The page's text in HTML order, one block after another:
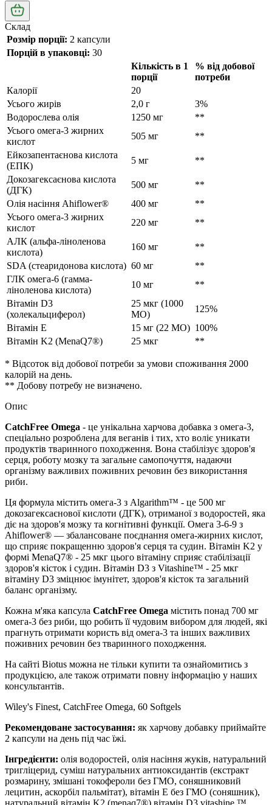
Склад
Розмір порції: 2 капсули
Порцій в упаковці: 30
Кількість в 1
порції
% від добової
потреби
Калорії
20
Усього жирів
2,0 г
3%
Водорослева олія
1250 мг
**
Усього омега-3 жирних
кислот
505 мг
**
Ейкозапентаєнова кислота
(ЕПК)
5 мг
**
Докозагексаєнова кислота
(ДГК)
500 мг
**
Олія насіння Ahiflower®
400 мг
**
Усього омега-3 жирних
кислот
220 мг
**
АЛК (альфа-ліноленова
кислота)
160 мг
**
SDA (стеаридонова кислота) 60 мг
**
ГЛК омега-6 (гамма-
ліноленова кислота)
10 мг
**
Вітамін D3
(холекальциферол)
25 мкг (1000
МО)
125%
Вітамін E
15 мг (22 МО) 100%
Вітамін K2 (MenaQ7®)
25 мкг **
* Відсоток від добової потреби за умови споживання 2000
калорій на день.
** Добову потребу не визначено.
Опис
CatchFree Omega - це унікальна харчова добавка з омега-3,
спеціально розроблена для веганів і тих, хто воліє уникати
продуктів тваринного походження. Вона стабілізує здоров'я
серця, роботу мозку та загальне самопочуття, надаючи
організму важливих поживних речовин без використання
риби.
Ця формула містить омега-3 з Algarithm™ - це 500 мг
докозагексаєнової кислоти (ДГК), отриманої з водоростей, яка
діє на здоров'я мозку та когнітивні функції. Омега 3-6-9 з
Ahiflower®️ — збалансоване поєднання омега-жирних кислот,
що сприяє покращенню здоров'я серця та судин. Вітамін K2 у
формі MenaQ7® - 25 мкг цього вітаміну сприяє стабілізації
здоров'я кісток і судин. Вітамін D3 з Vitashine™ - 25 мкг
вітаміну D3 зміцнює імунітет, здоров'я кісток та загальний
баланс організму.
Кожна м'яка капсула CatchFree Omega містить понад 700 мг
омега-3 без риби, що робить її чудовим вибором для людей, які
прагнуть отримати користь від омега-3 та інших важливих
поживних речовин без тваринного походження.
На сайті Biotus можна не тільки купити та ознайомитись з
продукцією, але також отримати повну інформацію у наших
консультантів.
Wiley's Finest, CatchFree Omega, 60 Softgels
Рекомендоване застосування: як харчову добавку приймайте
2 капсули на день під час їжі.
Інгредієнти: олія водоростей, олія насіння жуків, натуральний
тригліцерид, суміш натуральних антиоксидантів (екстракт
розмарину, змішані токофероли без ГМО, соняшниковий
лецитин, аскорбіл пальмітат), вітамін E без ГМО (соняшник),
натуральний вітамін K2 (menaq7®) вітамін D3 vitashine ™